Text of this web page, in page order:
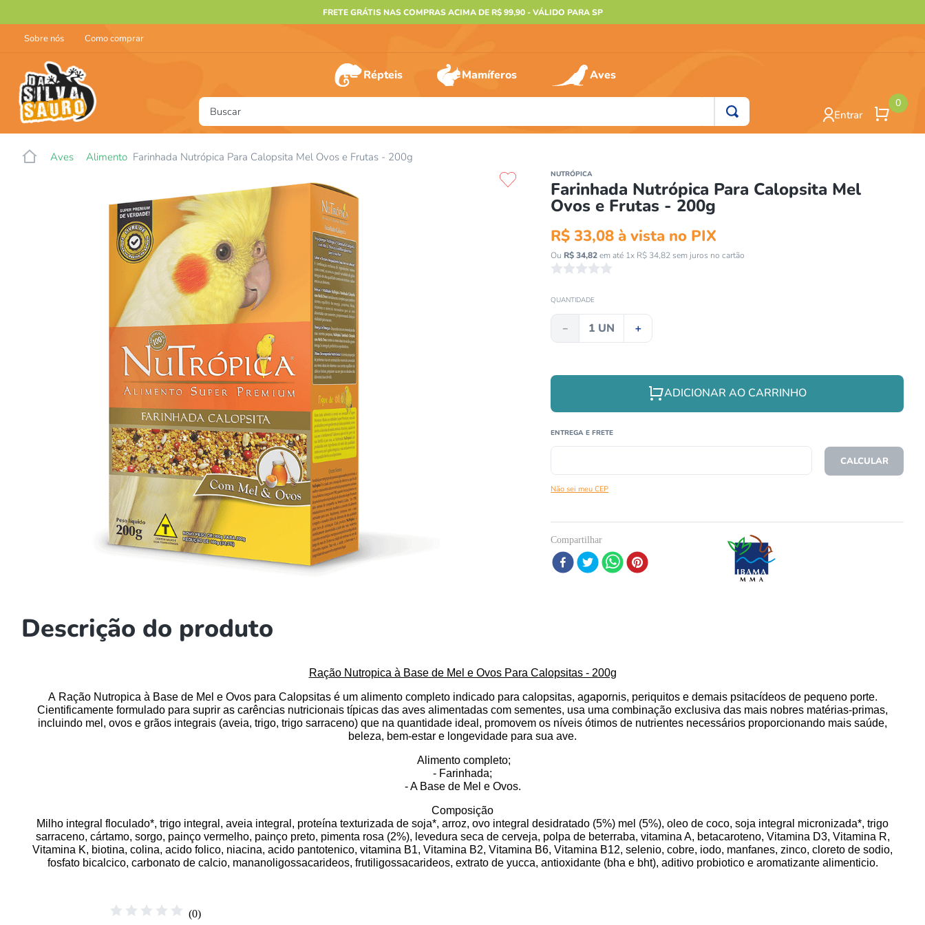
FRETE GRÁTIS NAS COMPRAS ACIMA DE R$ 99,90 - VÁLIDO PARA SP
Sobre nós Como comprar
Répteis Mamíferos Aves
Buscar
Entrar
0
Aves Alimento Farinhada Nutrópica Para Calopsita Mel Ovos e Frutas - 200g
NUTRÓPICA
Farinhada Nutrópica Para Calopsita Mel
Ovos e Frutas - 200g
R$ 33,08 à vista no PIX
Ou R$ 34,82em até 1x R$ 34,82sem juros no cartão
☆☆☆☆☆
QUANTIDADE
＋
－
ADICIONAR AO CARRINHO
Não sei meu CEP
O FRETE
Compartilhar
Descrição do produto
Ração Nutropica à Base de Mel e Ovos Para Calopsitas - 200g
A Ração Nutropica à Base de Mel e Ovos para Calopsitas é um alimento completo indicado para calopsitas, agapornis, periquitos e demais psitacídeos de pequeno porte.
Cientificamente formulado para suprir as carências nutricionais típicas das aves alimentadas com sementes, usa uma combinação exclusiva das mais nobres matérias-primas,
incluindo mel, ovos e grãos integrais (aveia, trigo, trigo sarraceno) que na quantidade ideal, promovem os níveis ótimos de nutrientes necessários proporcionando mais saúde,
beleza, bem-estar e longevidade para sua ave.
Alimento completo;
- Farinhada;
- A Base de Mel e Ovos.
Composição
Milho integral floculado*, trigo integral, aveia integral, proteína texturizada de soja*, arroz, ovo integral desidratado (5%) mel (5%), oleo de coco, soja integral micronizada*, trigo
sarraceno, cártamo, sorgo, painço vermelho, painço preto, pimenta rosa (2%), levedura seca de cerveja, polpa de beterraba, vitamina A, betacaroteno, Vitamina D3, Vitamina R,
Vitamina K, biotina, colina, acido folico, niacina, acido pantotenico, vitamina B1, Vitamina B2, Vitamina B6, Vitamina B12, selenio, cobre, iodo, manfanes, zinco, cloreto de sodio,
fosfato bicalcico, carbonato de calcio, mananoligossacarideos, frutiligossacarideos, extrato de yucca, antioxidante (bha e bht), aditivo probiotico e aromatizante alimenticio.
☆ ☆ ☆ ☆ ☆ (0)
1º
furão
2º
animais
gecko
gaiolas bragança
terrario
tartaruga
jabuti
papagaio
répteis
cobra